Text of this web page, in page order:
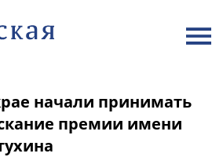
начали принимать
премии имени